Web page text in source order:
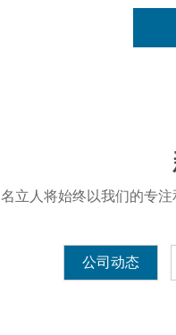
名立人将始终以我们的专
公司动态